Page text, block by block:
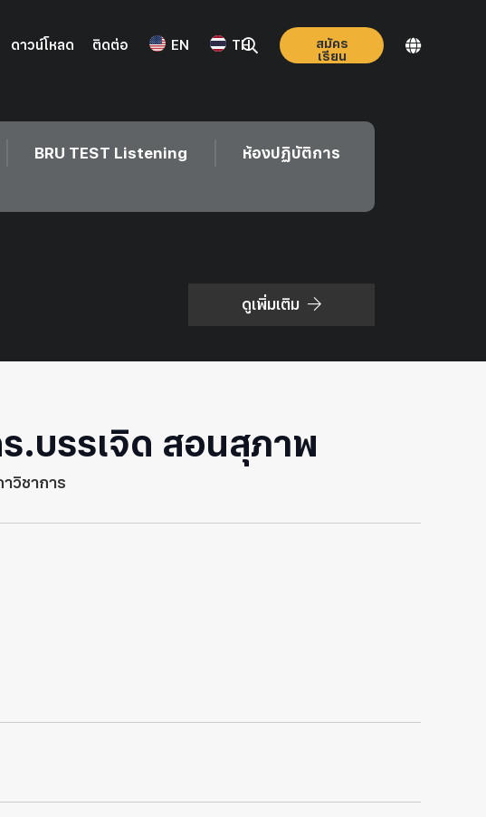
ดาวน์โหลด ติดต่อ EN TH
สมัคร
เรียน
BRU TEST Listening
ห้องปฏิบัติการ
ดูเพิ่มเติม
.บรรเจิด สอนสุภาพ
วิชาการ